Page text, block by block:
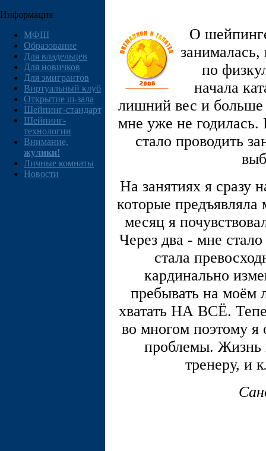
Информация
МФШ
Образование
Для владельцев
Для новичков
Для эмигрантов
Виртуальный клуб
Открытие ш-зала
Шейпинг-стандарт
Шейпинг-
технологии
Внимание,
жулики!
Личные комнаты
Новости
О
занималась,
по
начала
лишний вес и
мне уже не
стало проводить
На занятиях я сразу
которые
месяц я
Через два - мне
стала
кардинально
пребывать на моём
хватать НА ВСЁ.
во многом поэтому
проблемы. Жизнь
тренеру,